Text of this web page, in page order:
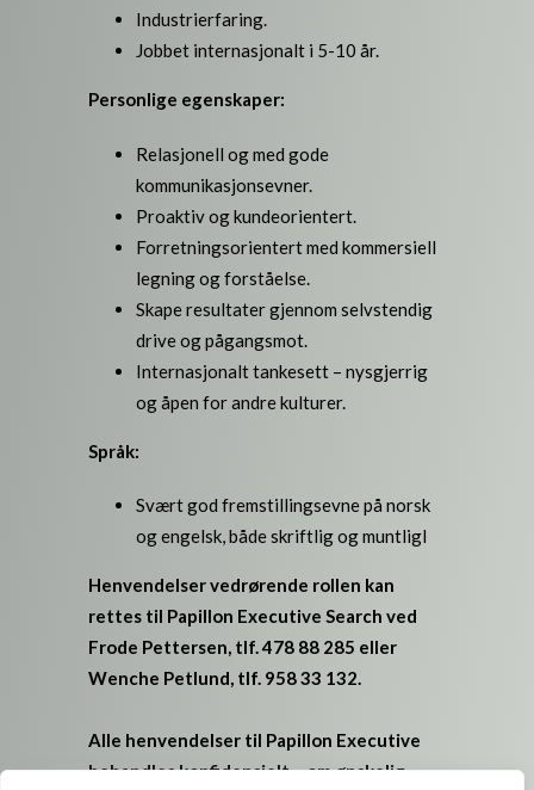
Industrierfaring.
Jobbet internasjonalt i 5-10 år.
Personlige egenskaper:
Relasjonell og med gode
kommunikasjonsevner.
Proaktiv og kundeorientert.
Forretningsorientert med kommersiell
legning og forståelse.
Skape resultater gjennom selvstendig
drive og pågangsmot.
Internasjonalt tankesett – nysgjerrig
og åpen for andre kulturer.
Språk:
Svært god fremstillingsevne på norsk
og engelsk, både skriftlig og muntligI
Henvendelser vedrørende rollen kan
rettes til Papillon Executive Search ved
Frode Pettersen, tlf. 478 88 285 eller
Wenche Petlund, tlf. 958 33 132.
Alle henvendelser til Papillon Executive
behandles konfidensielt – om ønskelig